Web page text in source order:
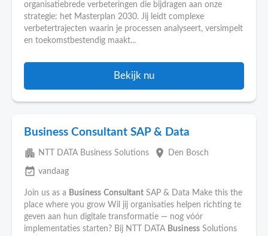
organisatiebrede verbeteringen die bijdragen aan onze
strategie: het Masterplan 2030. Jij leidt complexe
verbetertrajecten waarin je processen analyseert, versimpelt
en toekomstbestendig maakt...
Bekijk nu
Business Consultant SAP & Data
apartment NTT DATA Business Solutions place Den Bosch
event_available vandaag
Join us as a Business Consultant SAP & Data Make this the
place where you grow Wil jij organisaties helpen richting te
geven aan hun digitale transformatie — nog vóór
implementaties starten? Bij NTT DATA Business Solutions